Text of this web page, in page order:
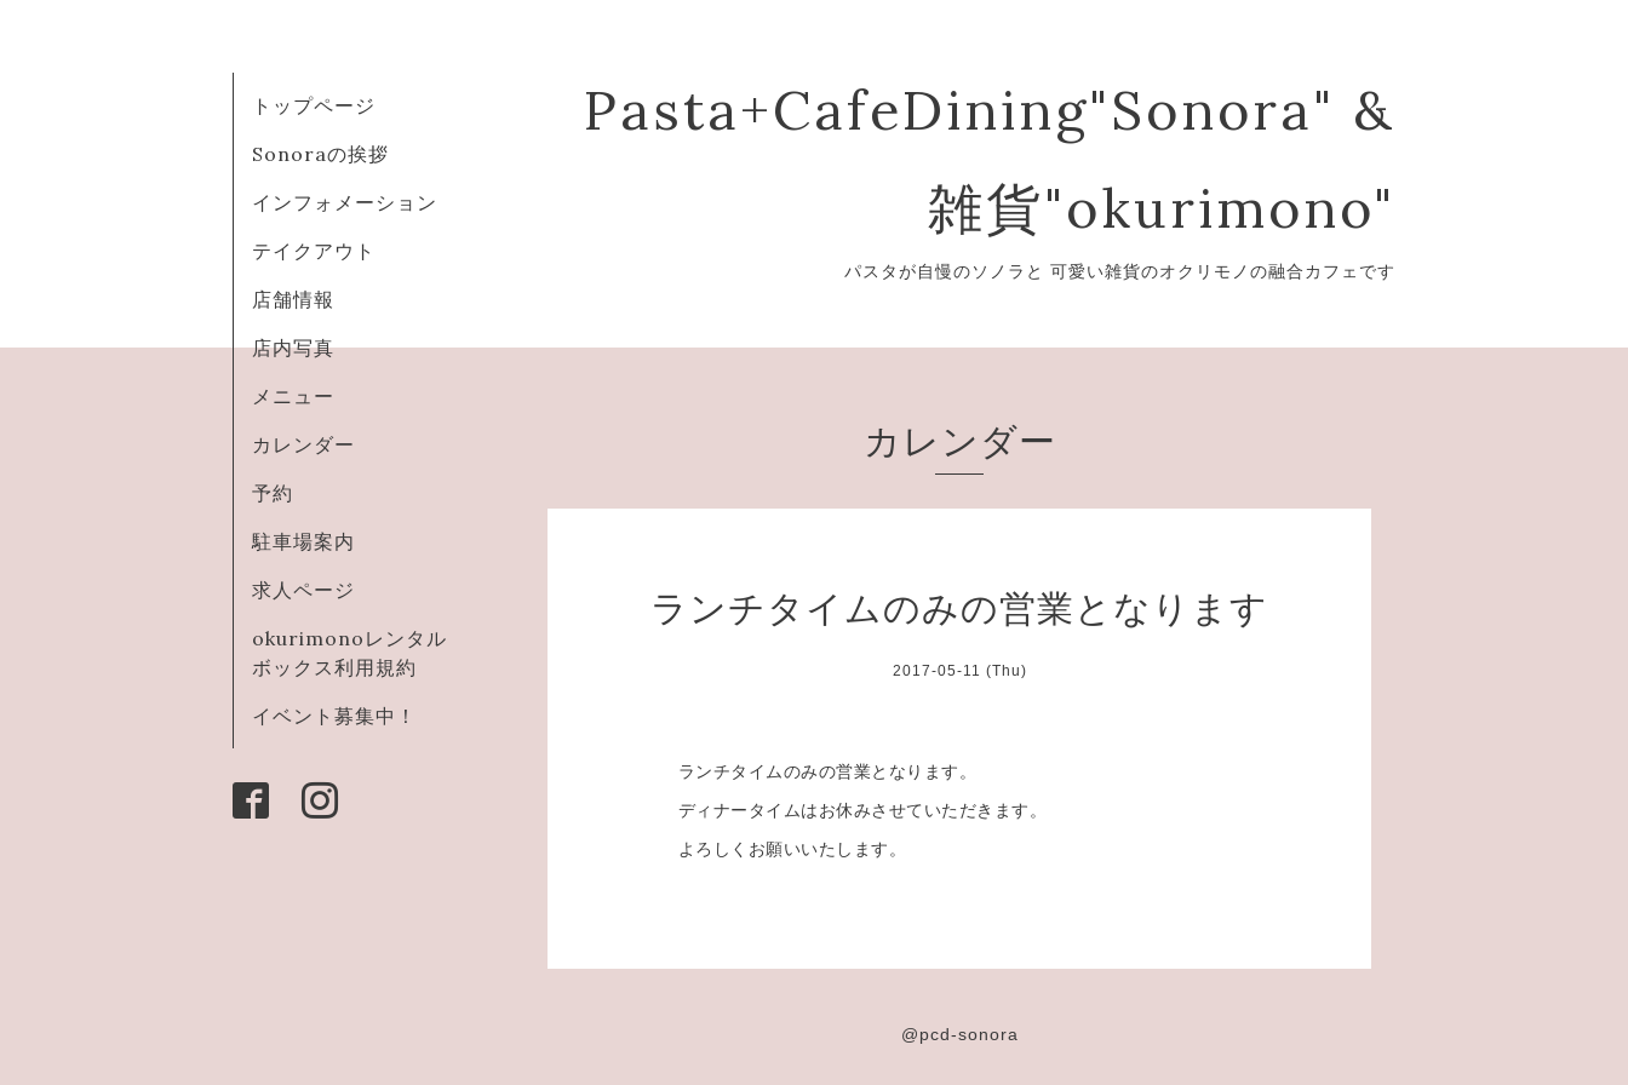
Pasta+CafeDining"Sonora" &
雑貨"okurimono"
パスタが自慢のソノラと 可愛い雑貨のオクリモノの融合カフェです
トップページ
Sonoraの挨拶
インフォメーション
テイクアウト
店舗情報
店内写真
メニュー
カレンダー
予約
駐車場案内
求人ページ
okurimonoレンタル
ボックス利用規約
イベント募集中！
カレンダー
ランチタイムのみの営業となります
2017-05-11 (Thu)
ランチタイムのみの営業となります。
ディナータイムはお休みさせていただきます。
よろしくお願いいたします。
@pcd-sonora